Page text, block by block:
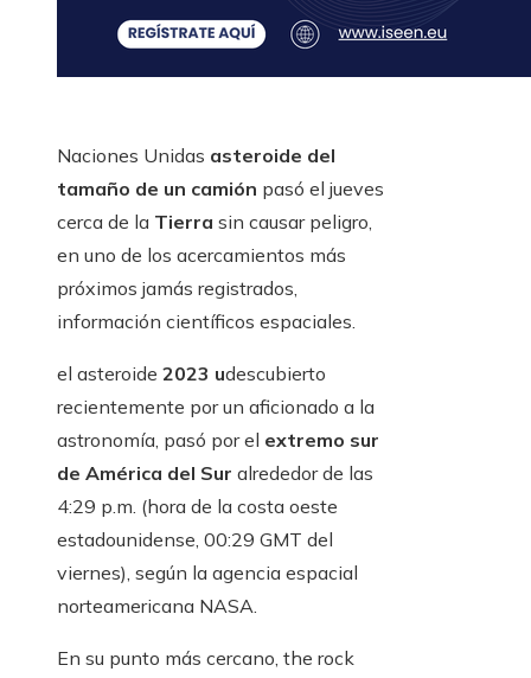
Naciones Unidas asteroide del
tamaño de un camión pasó el jueves
cerca de la Tierra sin causar peligro,
en uno de los acercamientos más
próximos jamás registrados,
información científicos espaciales.
el asteroide 2023 udescubierto
recientemente por un aficionado a la
astronomía, pasó por el extremo sur
de América del Sur alrededor de las
4:29 p.m. (hora de la costa oeste
estadounidense, 00:29 GMT del
viernes), según la agencia espacial
norteamericana NASA.
En su punto más cercano, the rock